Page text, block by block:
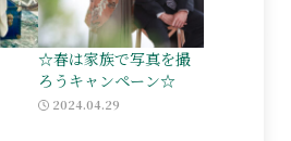
☆春は家族で写真を撮
ろうキャンペーン☆
2024.04.29